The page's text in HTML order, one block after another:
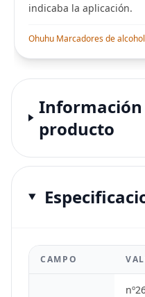
indicaba la aplicación.
Información
producto
CAMPO